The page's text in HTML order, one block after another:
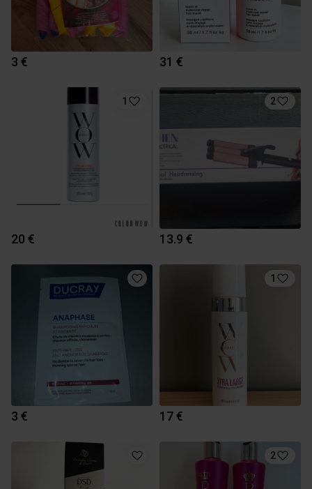
3 € 31 €
1
20 €
2
13.9 €
3 €
1
17 €
2